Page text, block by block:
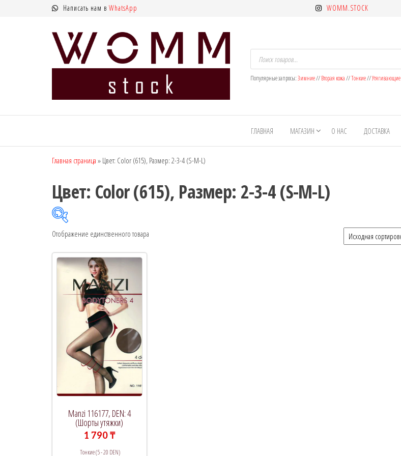
Написать нам в WhatsApp WOMM.STOCK
магазин
MANZI, Naja
лосины
Поиск
товаров
Популярные запросы:Зимние//Вторая кожа//Тонкие//Утягивающие
ГЛАВНАЯ МАГАЗИН О НАС ДОСТАВКА
Главная страница » Цвет: Color (615), Размер: 2-3-4 (S-M-L)
Цвет: Color (615), Размер: 2-3-4 (S-M-L)
Рекомендуемый продукт
В продаже(0)
Категории товаров
Категории товаров
Метки товаров
Отображение единственного товара
Manzi 116177, DEN: 4
(Шорты утяжки)
1 790₸
Тонкие (5 - 20 DEN)